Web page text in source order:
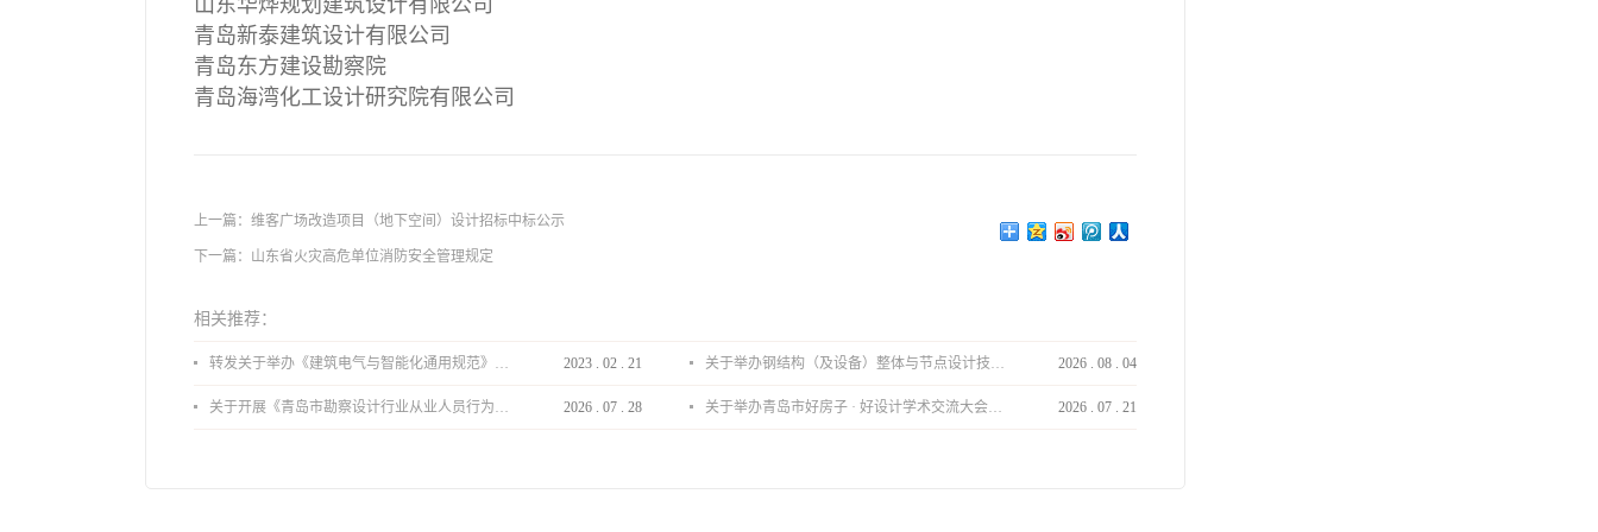
山东华烨规划建筑设计有限公司
青岛新泰建筑设计有限公司
青岛东方建设勘察院
青岛海湾化工设计研究院有限公司
上一篇： 维客广场改造项目（地下空间）设计招标中标公示
下一篇： 山东省火灾高危单位消防安全管理规定
相关推荐：
转发关于举办《建筑电气与智能化通用规范》 GB55024-2022公益宣贯的通知 2023 . 02 . 21 关于举办钢结构（及设备）整体与节点设计技术分享会的通知 2026 . 08 . 04
关于开展《青岛市勘察设计行业从业人员行为导则》、《青岛市住宅工程设计审查品质提升指引（2026版）》宣贯活动的通知 2026 . 07 . 28 关于举办青岛市好房子 · 好设计学术交流大会的通知 2026 . 07 . 21